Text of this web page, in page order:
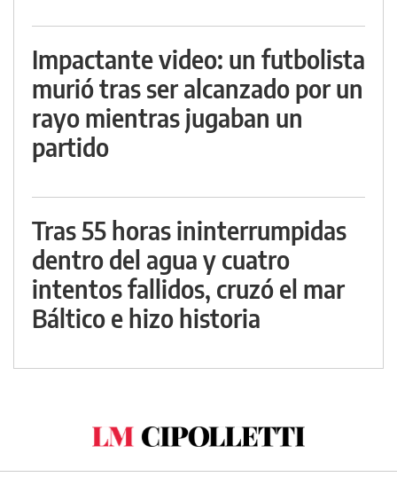
Impactante video: un futbolista
murió tras ser alcanzado por un
rayo mientras jugaban un
partido
Tras 55 horas ininterrumpidas
dentro del agua y cuatro
intentos fallidos, cruzó el mar
Báltico e hizo historia